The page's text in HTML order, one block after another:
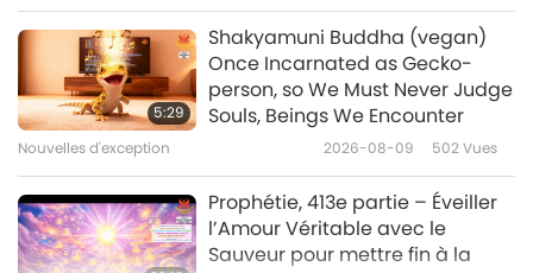
Vues
12:25
Le Dr Lee Yu-Ming nous parle de
la profonde sagesse de la
médecine traditionnelle
chinoise – Partie 1/3
9274
5:29
Shakyamuni Buddha (vegan)
Once Incarnated as Gecko-
person, so We Must Never Judge
Souls, Beings We Encounter
Nouvelles d'exception 2026-08-09 502Vues
Prophétie, 413e partie – Éveiller
l’Amour Véritable avec le
Sauveur pour mettre fin à la